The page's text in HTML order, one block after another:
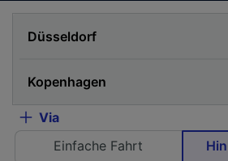
Via
Einfache Fahrt